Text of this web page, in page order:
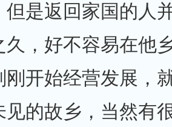
但是返回家国的人
久，好不容易在他
刚开始经营发展，
见的故乡，当然有